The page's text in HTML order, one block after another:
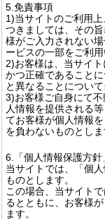
5.免責事項
1)当サイトのご利用
つきましては、その
様がご入力されない
ービスの一部をご利
2)お客様は、当サイ
かつ正確であること
と異なることについ
3)お客様ご自身にて
人情報を提供される
てお客様が個人情報
を負わないものとしま
6.「個人情報保護方針
当サイトでは、「個
ものとします。
この場合、当サイト
るとともに、お客様
ます。